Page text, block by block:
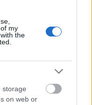
my
the
storage
on web or